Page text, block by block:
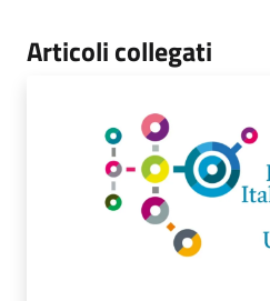
Articoli collegati